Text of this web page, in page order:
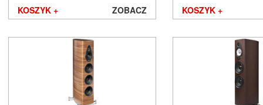
Oyaide
Paradigm
KOSZYK + ZOBACZ KOSZYK +